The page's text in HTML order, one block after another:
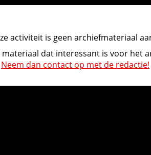
activiteit is geen archiefmateriaal
materiaal dat interessant is voor het
Neem dan contact op met de redactie!